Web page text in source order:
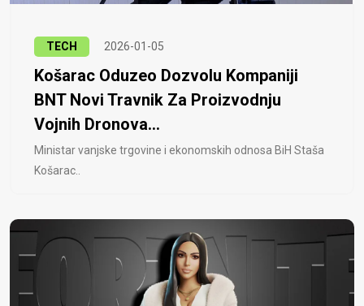
TECH 2026-01-05
Košarac Oduzeo Dozvolu Kompaniji
BNT Novi Travnik Za Proizvodnju
Vojnih Dronova...
Ministar vanjske trgovine i ekonomskih odnosa BiH Staša
Košarac..